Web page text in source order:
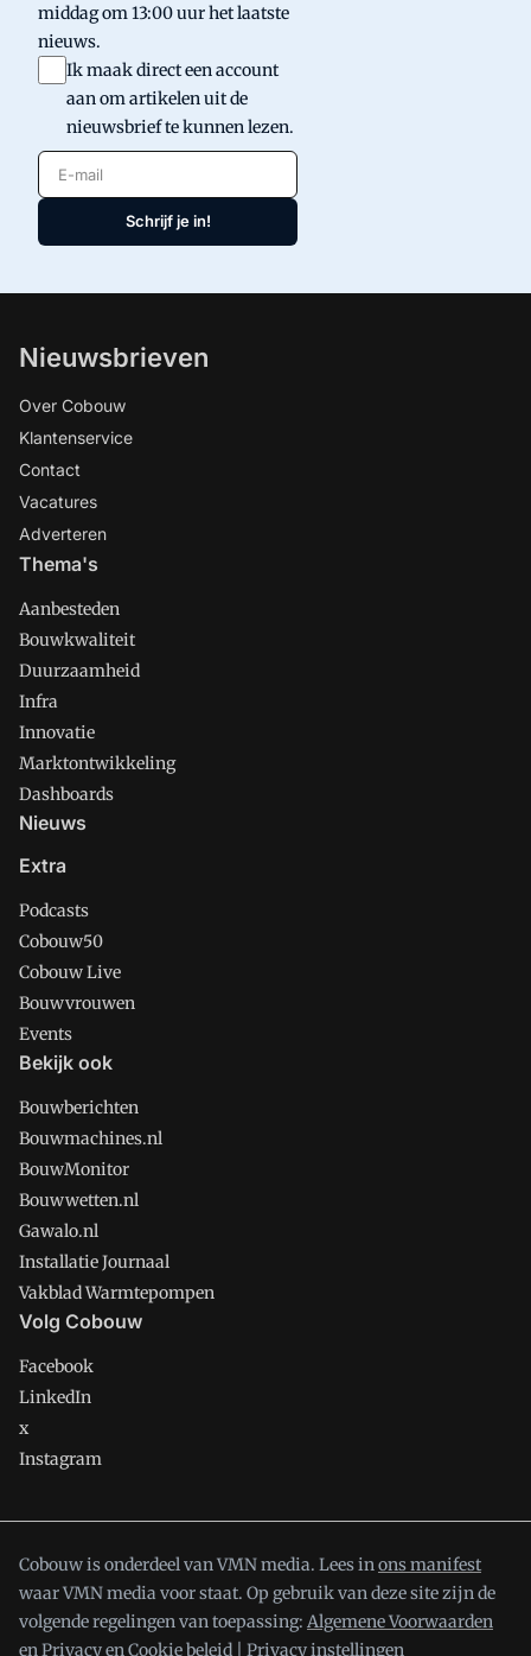
middag om 13:00 uur het laatste
nieuws.
Ik maak direct een account
aan om artikelen uit de
nieuwsbrief te kunnen lezen.
E-mail
Schrijf je in!
Nieuwsbrieven
Over Cobouw
Klantenservice
Contact
Vacatures
Adverteren
Thema's
Aanbesteden
Bouwkwaliteit
Duurzaamheid
Infra
Innovatie
Marktontwikkeling
Dashboards
Nieuws
Extra
Podcasts
Cobouw50
Cobouw Live
Bouwvrouwen
Events
Bekijk ook
Bouwberichten
Bouwmachines.nl
BouwMonitor
Bouwwetten.nl
Gawalo.nl
Installatie Journaal
Vakblad Warmtepompen
Volg Cobouw
Facebook
LinkedIn
x
Instagram
Cobouw is onderdeel van VMN media. Lees inons manifest
waar VMN media voor staat. Op gebruik van deze site zijn de
volgende regelingen van toepassing: Algemene Voorwaarden
enPrivacy en Cookie beleid Privacy instellingen